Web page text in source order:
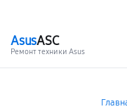
AsusASC
Ремонт техники Asus